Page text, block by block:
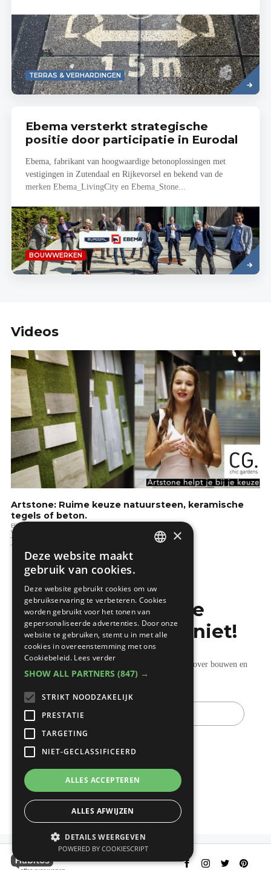
TERRAS & VERHARDINGEN
Lees
meer
Ebema versterkt strategische
positie door participatie in Eurodal
Ebema, fabrikant van hoogwaardige betonoplossingen met
vestigingen in Zutendaal en Rijkevorsel en bekend van de
merken Ebema_LivingCity en Ebema_Stone...
BOUWWERKEN
Lees
meer
Videos
Artstone: Ruime keuze natuursteen, keramische
tegels of beton.
Binnenafwerking
Vloeren
Terras & verhardingen
Tuintips
Mis de laatste
bouwnieuwtjes niet!
Ontvang onze wekelijkse updates vol nuttige tips over bouwen en
verbouwen.
E-
mail
×
Deze website maakt
gebruik van cookies.
Deze website gebruikt cookies om uw
gebruikservaring te verbeteren. Cookies
worden gebruikt voor het tonen van
gepersonaliseerde advertenties. Door onze
website te gebruiken, stemt u in met alle
cookies in overeenstemming met ons
Cookiebeleid. Lees verder
SHOW ALL PARTNERS (847) →
STRIKT NOODZAKELIJK
PRESTATIE
TARGETING
NIET-GECLASSIFICEERD
ALLES ACCEPTEREN
ALLES AFWIJZEN
DETAILS WEERGEVEN
POWERED BY COOKIESCRIPT